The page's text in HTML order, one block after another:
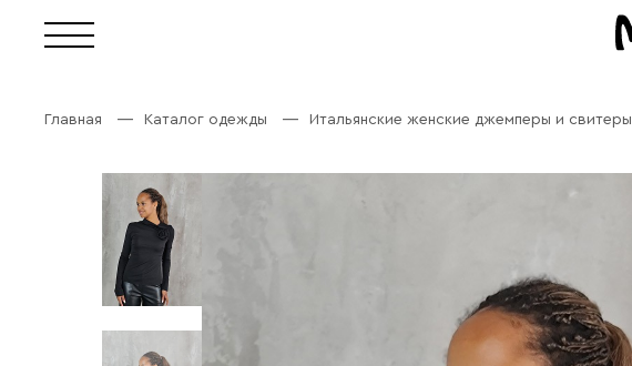
Главная Каталог одежды Итальянские женские джемперы и свитеры